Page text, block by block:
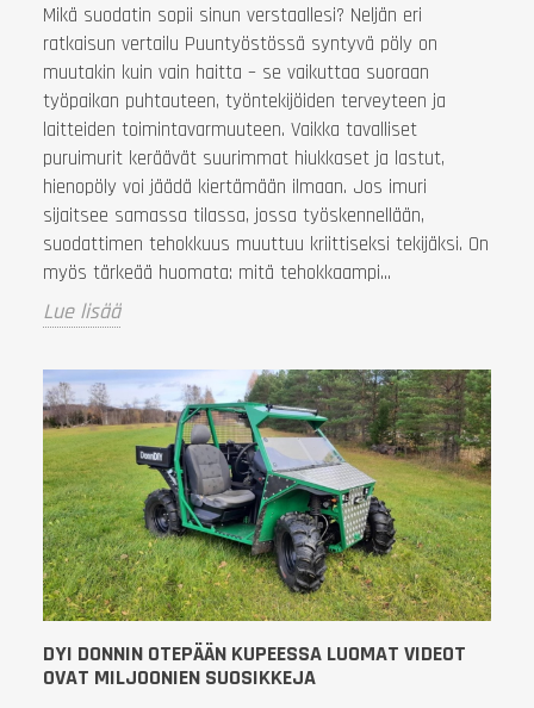
Mikä suodatin sopii sinun verstaallesi? Neljän eri
ratkaisun vertailu Puuntyöstössä syntyvä pöly on
muutakin kuin vain haitta – se vaikuttaa suoraan
työpaikan puhtauteen, työntekijöiden terveyteen ja
laitteiden toimintavarmuuteen. Vaikka tavalliset
puruimurit keräävät suurimmat hiukkaset ja lastut,
hienopöly voi jäädä kiertämään ilmaan. Jos imuri
sijaitsee samassa tilassa, jossa työskennellään,
suodattimen tehokkuus muuttuu kriittiseksi tekijäksi. On
myös tärkeää huomata: mitä tehokkaampi...
Lue lisää
DYI DONNIN OTEPÄÄN KUPEESSA LUOMAT VIDEOT
OVAT MILJOONIEN SUOSIKKEJA